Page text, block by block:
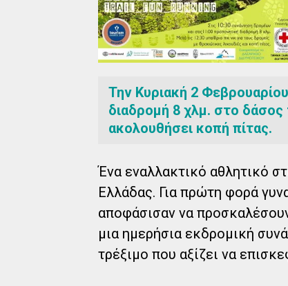
Την Κυριακή 2
διαδρομή 8 χλμ. στο δάσος
ακολουθήσει κοπή πίτας.
Ένα εναλλακτικό αθλητικό
Ελλάδας. Για πρώτη φορά
αποφάσισαν να
μια ημερήσια εκδρομική
τρέξιμο που αξίζει να